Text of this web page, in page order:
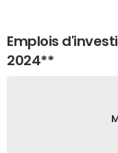
Emplois
2024**